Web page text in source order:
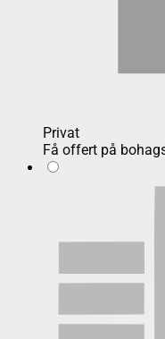
Privat
Få offert på